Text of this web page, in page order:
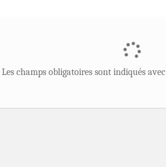
Les champs obligatoires sont indiqués avec